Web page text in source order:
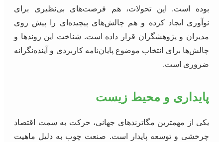
بوده است. این تحولات، هم فرصت‌های بی‌نظیری برای
نوآوری ایجاد کرده و هم چالش‌های پیچیده‌ای را پیش روی
مدیران و پژوهشگران قرار داده است. شناخت این روندها و
چالش‌ها برای انتخاب موضوع پایان‌نامه کاربردی و آینده‌نگرانه
ضروری است.
پایداری و محیط زیست
یکی از مهمترین مگاترندهای جهانی، حرکت به سمت اقتصاد
چرخشی و توسعه پایدار است. صنعت چوب به دلیل ماهیت